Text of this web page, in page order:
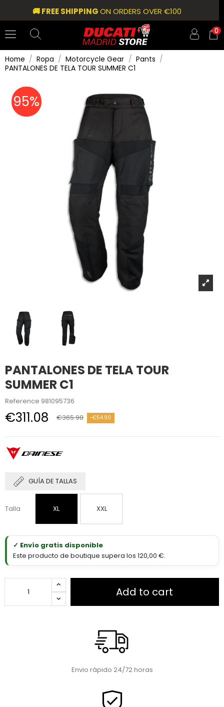
🚚 FREE SHIPPINGON ORDERS OVER €100
0
Home Ropa Motorcycle Gear
Pants
PANTALONES DE TELA TOUR SUMMER C1
95%
PANTALONES DE TELA TOUR
SUMMER C1
Reference 981095736
€311.08 €365.98 -€54.90
GUÍA DE TALLAS
Talla XL XXL
✓ Envío gratis disponible
Este producto de boutique supera los 120,00 €.
Add to cart
Envio rápido 24/72 horas